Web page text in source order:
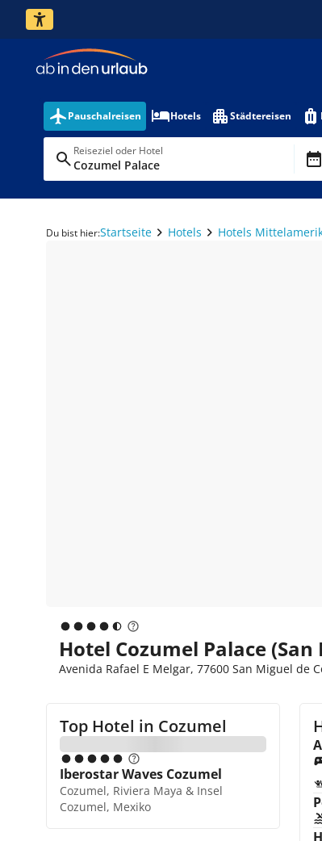
Pauschalreisen Hotels Städtereisen
Reiseziel oder Hotel
Cozumel Palace
Du bist hier:Startseite Hotels Hotels
Hotel Cozumel Palace
Avenida Rafael E Melgar, 77600 San Miguel de
Top Hotel in Cozumel
Iberostar Waves Cozumel
Cozumel, Riviera Maya & Insel
Cozumel, Mexiko